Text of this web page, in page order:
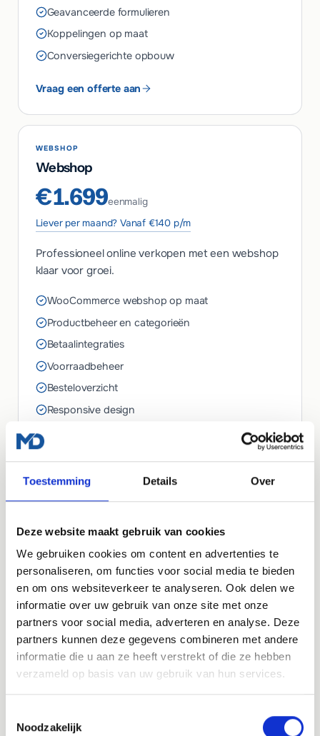
Toestemming Details Over
Deze website maakt gebruik van cookies
We gebruiken cookies om content en advertenties te
personaliseren, om functies voor social media te bieden
en om ons websiteverkeer te analyseren. Ook delen we
informatie over uw gebruik van onze site met onze
partners voor social media, adverteren en analyse. Deze
partners kunnen deze gegevens combineren met andere
informatie die u aan ze heeft verstrekt of die ze hebben
verzameld op basis van uw gebruik van hun services.
Noodzakelijk
Geavanceerde formulieren
Koppelingen op maat
Conversiegerichte opbouw
Vraag een offerte aan
WEBSHOP
Webshop
€1.699eenmalig
Liever per maand? Vanaf €140 p/m
Professioneel online verkopen met een webshop
klaar voor groei.
WooCommerce webshop op maat
Productbeheer en categorieën
Betaalintegraties
Voorraadbeheer
Besteloverzicht
Responsive design
Vraag een offerte aan
LOS AF TE NEMEN
Managed WordPress Hosting
Heb je al een website, maar wil je dat die veilig,
snel en up-to-date blijft? Dan kun je ook los
kiezen voor onze managed WordPress hosting.
€35per maand, exclusief btw